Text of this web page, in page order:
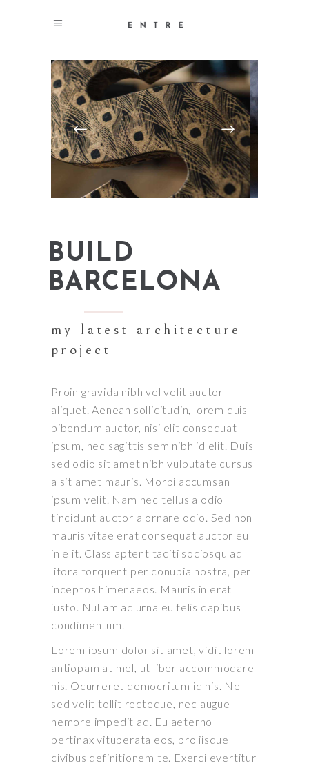
BUILD
BARCELONA
my latest architecture
project
Proin gravida nibh vel velit auctor
aliquet. Aenean sollicitudin, lorem quis
bibendum auctor, nisi elit consequat
ipsum, nec sagittis sem nibh id elit. Duis
sed odio sit amet nibh vulputate cursus
a sit amet mauris. Morbi accumsan
ipsum velit. Nam nec tellus a odio
tincidunt auctor a ornare odio. Sed non
mauris vitae erat consequat auctor eu
in elit. Class aptent taciti sociosqu ad
litora torquent per conubia nostra, per
inceptos himenaeos. Mauris in erat
justo. Nullam ac urna eu felis dapibus
condimentum.
Lorem ipsum dolor sit amet, vidit lorem
antiopam at mel, ut liber accommodare
his. Ocurreret democritum id his. Ne
sed velit tollit recteque, nec augue
nemore impedit ad. Eu aeterno
pertinax vituperata eos, pro iisque
civibus definitionem te. Exerci evertitur